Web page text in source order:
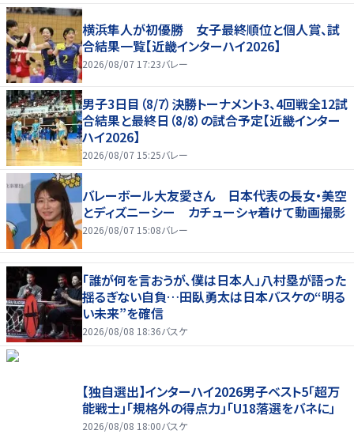
横浜隼人が初優勝 女子最終順位と個人賞、試
合結果一覧【近畿インターハイ2026】
2026/08/07 17:23バレー
男子3日目（8/7）決勝トーナメント3、4回戦全12試
合結果と最終日（8/8）の試合予定【近畿インター
ハイ2026】
2026/08/07 15:25バレー
バレーボール大友愛さん 日本代表の長女・美空
とディズニーシー カチューシャ着けて動画撮影
2026/08/07 15:08バレー
「誰が何を言おうが、僕は日本人」八村塁が語った
揺るぎない自負…田臥勇太は日本バスケの“明る
い未来”を確信
2026/08/08 18:36バスケ
【独自選出】インターハイ2026男子ベスト5「超万
能戦士」「規格外の得点力」「U18落選をバネに」
2026/08/08 18:00バスケ